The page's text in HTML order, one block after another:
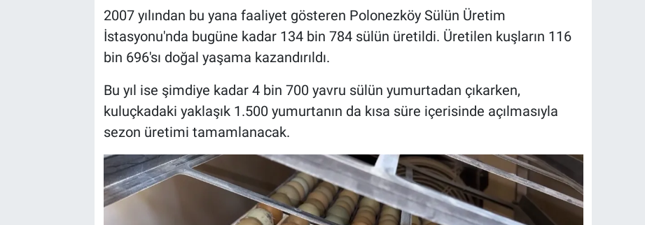
2007 yılından bu yana faaliyet gösteren Polonezköy Sülün Üretim
İstasyonu'nda bugüne kadar 134 bin 784 sülün üretildi. Üretilen kuşların 116
bin 696'sı doğal yaşama kazandırıldı.
Bu yıl ise şimdiye kadar 4 bin 700 yavru sülün yumurtadan çıkarken,
kuluçkadaki yaklaşık 1.500 yumurtanın da kısa süre içerisinde açılmasıyla
sezon üretimi tamamlanacak.